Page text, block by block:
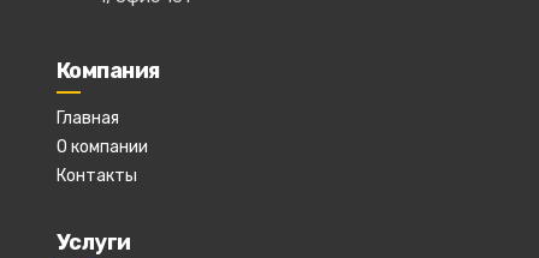
Компания
Главная
О компании
Контакты
Услуги